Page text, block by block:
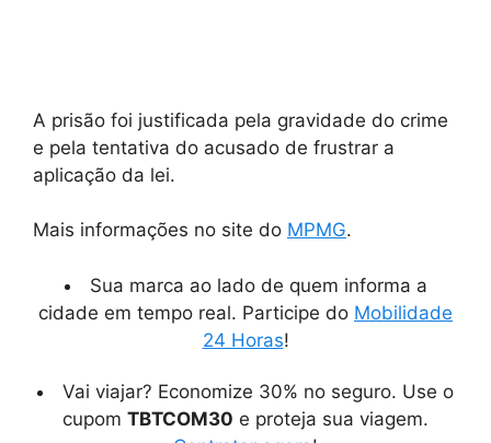
A prisão foi justificada pela gravidade do crime
e pela tentativa do acusado de frustrar a
aplicação da lei.
Mais informações no site do MPMG.
Sua marca ao lado de quem informa a
cidade em tempo real. Participe do Mobilidade
24 Horas!
Vai viajar? Economize 30% no seguro. Use o
cupom TBTCOM30 e proteja sua viagem.